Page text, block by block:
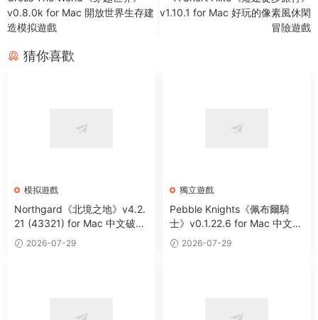
v0.8.0k for Mac 開放世界生存建
造模拟遊戲
v1.10.1 for Mac 好玩的像素風休閑
冒險遊戲
猜你喜歡
模拟遊戲
Northgard《北境之地》v4.2.
21 (43321) for Mac 中文破解
版 維京題材戰略模拟遊戲
2026-07-29
獨立遊戲
Pebble Knights《佩布爾騎
士》v0.1.22.6 for Mac 中文版
多人合作生存動作遊戲
2026-07-29